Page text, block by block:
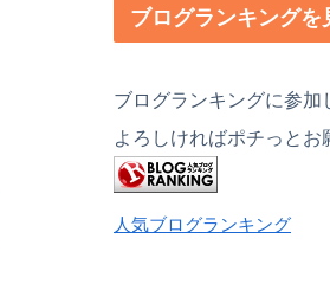
ブログランキングを
ブログランキングに参加
よろしければポチっとお
人気ブログランキング